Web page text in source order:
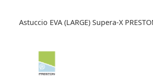
Astuccio EVA (LARGE) Supera-X